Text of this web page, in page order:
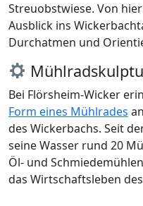
Streuobstwiese. Von
Ausblick ins
Durchatmen und
Bei Flörsheim-Wicker
Form eines Mühlrades
des Wickerbachs. Seit
seine Wasser rund 20
Öl- und
das Wirtschaftsleben